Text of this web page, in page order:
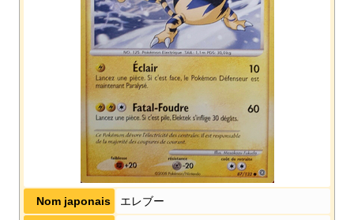
Nom japonais エレブー